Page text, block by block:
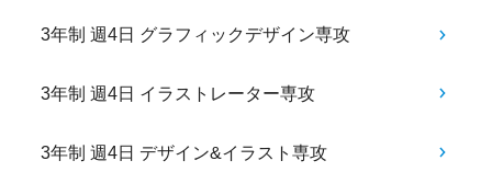
3年制 週4日 グラフィックデザイン専攻
3年制 週4日 イラストレーター専攻
3年制 週4日 デザイン&イラスト専攻